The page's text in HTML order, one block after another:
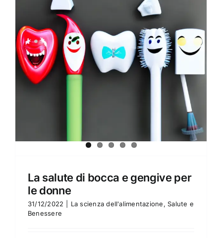
Amore e amare
Cucinare in modo sano
Verde e Sostenibilità
Articoli
Contattami
La salute di bocca e gengive per
le donne
31/12/2022 La scienza dell'alimentazione, Salute e
Benessere